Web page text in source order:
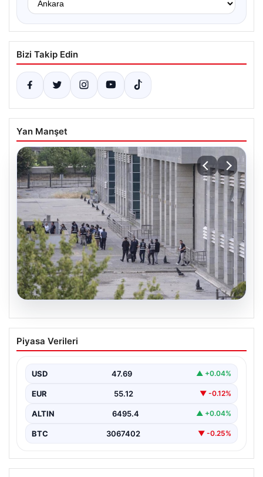
Bizi Takip Edin
Yan Manşet
Etimesgut Belediyesi’nde Soruşturma
Derinleşiyor: Başkan Yardımcısı Mutlu
Çıktı
Ankara Batı Cumhuriyet Başsavcılığı tarafından
yürütülen kapsamlı soruşturma kapsamında Etimesgut
Piyasa Verileri
USD 47.69 ▲ +0.04%
EUR 55.12 ▼ -0.12%
ALTIN 6495.4 ▲ +0.04%
BTC 3067402 ▼ -0.25%